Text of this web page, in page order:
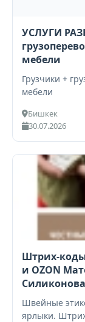
УСЛУГИ
мебели
Грузчики +
мебели
Бишкек
30.07.2026
Штрих-
и OZON
Швейные
ярлыки.